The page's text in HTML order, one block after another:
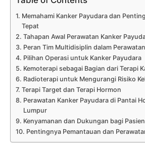
Memahami Kanker Payudara dan
Tepat
Tahapan Awal Perawatan Kanker
Peran Tim Multidisiplin dalam
Pilihan Operasi untuk Kanker Payudara
Kemoterapi sebagai Bagian dari Terapi
Radioterapi untuk Mengurangi Risiko
Terapi Target dan Terapi Hormon
Perawatan Kanker Payudara di Pantai
Lumpur
Kenyamanan dan Dukungan bagi
Pentingnya Pemantauan dan